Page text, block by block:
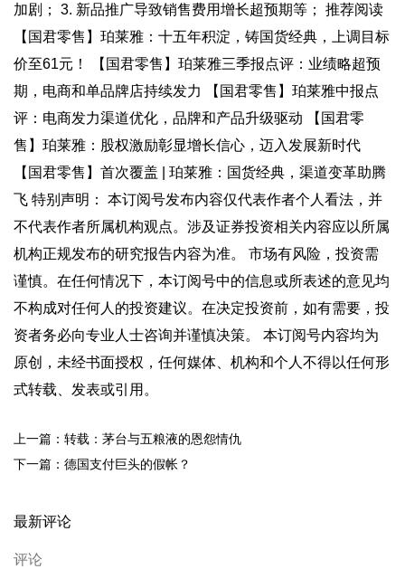
加剧； 3. 新品推广导致销售费用增长超预期等； 推荐阅读
【国君零售】珀莱雅：十五年积淀，铸国货经典，上调目标
价至61元！ 【国君零售】珀莱雅三季报点评：业绩略超预
期，电商和单品牌店持续发力 【国君零售】珀莱雅中报点
评：电商发力渠道优化，品牌和产品升级驱动 【国君零
售】珀莱雅：股权激励彰显增长信心，迈入发展新时代
【国君零售】首次覆盖 | 珀莱雅：国货经典，渠道变革助腾
飞 特别声明： 本订阅号发布内容仅代表作者个人看法，并
不代表作者所属机构观点。涉及证券投资相关内容应以所属
机构正规发布的研究报告内容为准。 市场有风险，投资需
谨慎。在任何情况下，本订阅号中的信息或所表述的意见均
不构成对任何人的投资建议。在决定投资前，如有需要，投
资者务必向专业人士咨询并谨慎决策。 本订阅号内容均为
原创，未经书面授权，任何媒体、机构和个人不得以任何形
式转载、发表或引用。
上一篇：转载：茅台与五粮液的恩怨情仇
下一篇：德国支付巨头的假帐？
最新评论